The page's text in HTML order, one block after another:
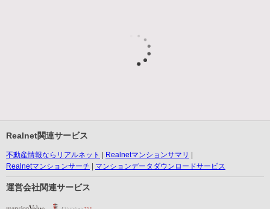
Realnet関連サービス
不動産情報ならリアルネット
Realnetマンションサマリ
Realnetマンションサーチ
マンションデータダウンロードサービス
運営会社関連サービス